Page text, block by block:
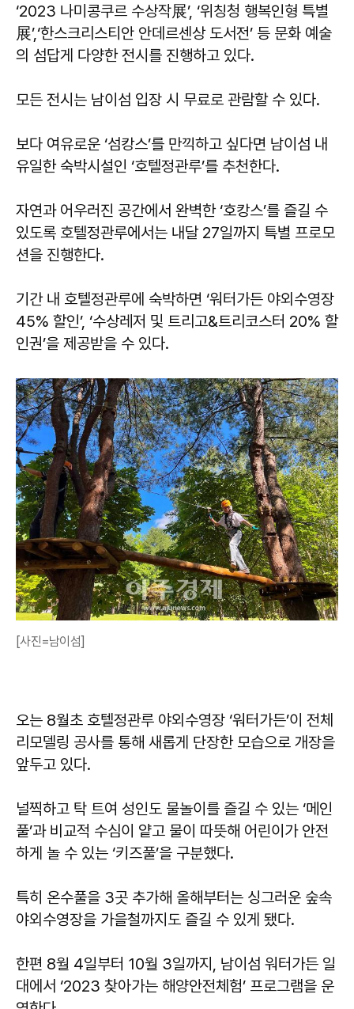
‘2023 나미콩쿠르 수상작展’, ‘위칭청 행복인형 특별
展’,‘한스크리스티안 안데르센상 도서전’ 등 문화 예술
의 섬답게 다양한 전시를 진행하고 있다.
모든 전시는 남이섬 입장 시 무료로 관람할 수 있다.
보다 여유로운 ‘섬캉스’를 만끽하고 싶다면 남이섬 내
유일한 숙박시설인 ‘호텔정관루’를 추천한다.
자연과 어우러진 공간에서 완벽한 ‘호캉스’를 즐길 수
있도록 호텔정관루에서는 내달 27일까지 특별 프로모
션을 진행한다.
기간 내 호텔정관루에 숙박하면 ‘워터가든 야외수영장
45% 할인’, ‘수상레저 및 트리고&트리코스터 20% 할
인권’을 제공받을 수 있다.
[사진=남이섬]
오는 8월초 호텔정관루 야외수영장 ‘워터가든’이 전체
리모델링 공사를 통해 새롭게 단장한 모습으로 개장을
앞두고 있다.
널찍하고 탁 트여 성인도 물놀이를 즐길 수 있는 ‘메인
풀’과 비교적 수심이 얕고 물이 따뜻해 어린이가 안전
하게 놀 수 있는 ‘키즈풀’을 구분했다.
특히 온수풀을 3곳 추가해 올해부터는 싱그러운 숲속
야외수영장을 가을철까지도 즐길 수 있게 됐다.
한편 8월 4일부터 10월 3일까지, 남이섬 워터가든 일
대에서 ‘2023 찾아가는 해양안전체험’ 프로그램을 운